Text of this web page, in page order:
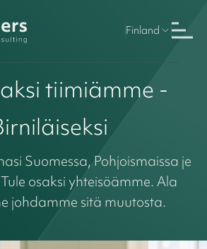
Finland
tiimiämme -
Suomessa, Pohjoismaissa je
osaksi yhteisöämme. Ala
johdamme sitä muutosta.